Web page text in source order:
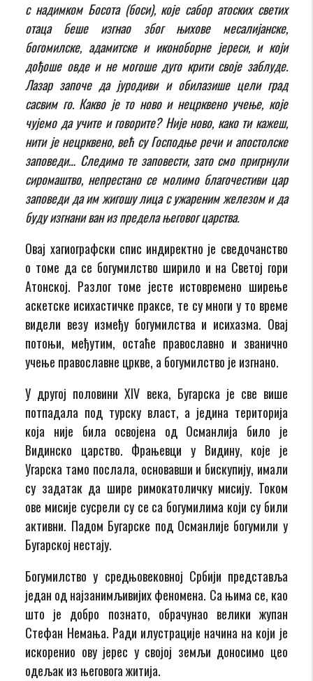
с надимком Босота (боси), које сабор атоских светих
отаца беше изгнао због њихове месалијанске,
богомилске, адамитске и иконоборне јереси, и који
дођоше овде и не могоше дуго крити своје заблуде.
Лазар започе да јуродиви и обилазише цели град
сасвим го. Какво је то ново и нецрквено учење, које
чујемо да учите и говорите? Није ново, како ти кажеш,
нити је нецрквено, већ су Господње речи и апостолске
заповеди… Следимо те заповести, зато смо пригрнули
сиромаштво, непрестано се молимо благочестиви цар
заповеди да им жигошу лица с ужареним железом и да
буду изгнани ван из предела његовог царства.
Овај хагиографски спис индиректно је сведочанство
о томе да се богумилство ширило и на Светој гори
Атонској. Разлог томе јесте истовремено ширење
аскетске исихастичке праксе, те су многи у то време
видели везу између богумилства и исихазма. Овај
потоњи, међутим, остаће православно и званично
учење православне цркве, а богумилство је изгнано.
У другој половини XIV века, Бугарска је све више
потпадала под турску власт, а једина територија
која није била освојена од Османлија било је
Видинско царство. Фрањевци у Видину, које је
Угарска тамо послала, основавши и бискупију, имали
су задатак да шире римокатоличку мисију. Током
ове мисије сусрели су се са богумилима који су били
активни. Падом Бугарске под Османлије богумили у
Бугарској нестају.
Богумилство у средњовековној Србији представља
један од најзанимљивијих феномена. Са њима се, као
што је добро познато, обрачунао велики жупан
Стефан Немања. Ради илустрације начина на који је
искоренио ову јерес у својој земљи доносимо цео
одељак из његовога житија.